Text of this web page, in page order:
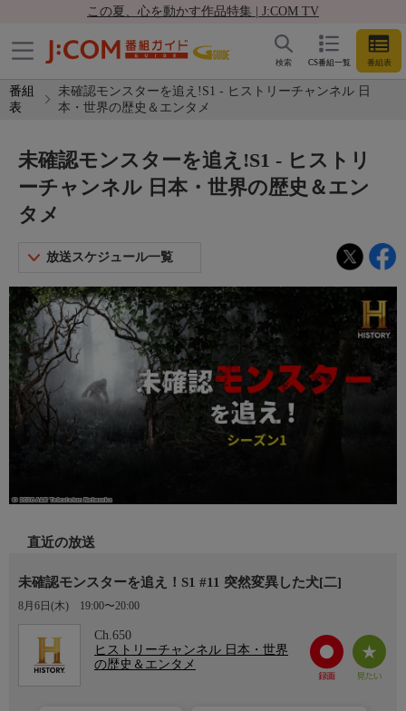
この夏、心を動かす作品特集 | J:COM TV
CS番組一覧 番組表
検索
番組
表
未確認モンスターを追え!S1 - ヒストリーチャンネル 日
本・世界の歴史＆エンタメ
未確認モンスターを追え!S1 - ヒストリ
ーチャンネル 日本・世界の歴史＆エン
タメ
放送スケジュール一覧
直近の放送
未確認モンスターを追え！S1 #11 突然変異した犬[二]
8月6日(木) 19:00〜20:00
Ch.650
ヒストリーチャンネル 日本・世界
の歴史＆エンタメ